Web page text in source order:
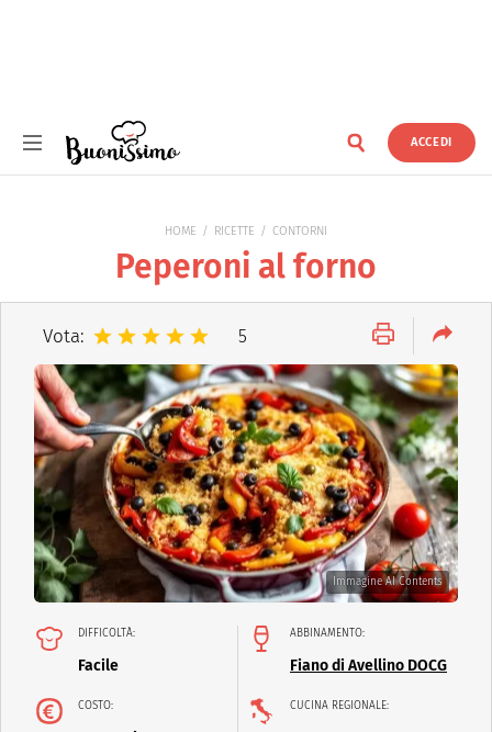
ACCEDI
HOME RICETTE CONTORNI
Peperoni al forno
Vota: 5
Immagine AI Contents
DIFFICOLTÀ:
Facile
ABBINAMENTO:
Fiano di Avellino DOCG
COSTO: CUCINA REGIONALE: